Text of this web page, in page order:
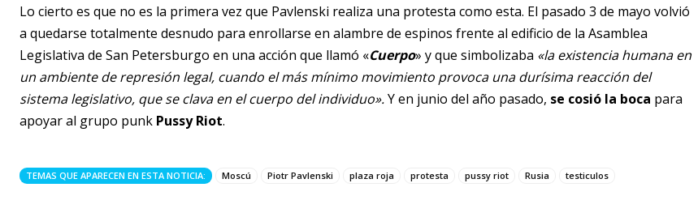
Lo cierto es que no es la primera vez que Pavlenski realiza una protesta como esta. El pasado 3 de mayo volvió
a quedarse totalmente desnudo para enrollarse en alambre de espinos frente al edificio de la Asamblea
Legislativa de San Petersburgo en una acción que llamó «Cuerpo» y que simbolizaba «la existencia humana en
un ambiente de represión legal, cuando el más mínimo movimiento provoca una durísima reacción del
sistema legislativo, que se clava en el cuerpo del individuo».Y en junio del año pasado, se cosió la boca para
apoyar al grupo punk Pussy Riot.
TEMAS QUE APARECEN EN ESTA NOTICIA: Moscú Piotr Pavlenski plaza roja protesta pussy riot Rusia testiculos